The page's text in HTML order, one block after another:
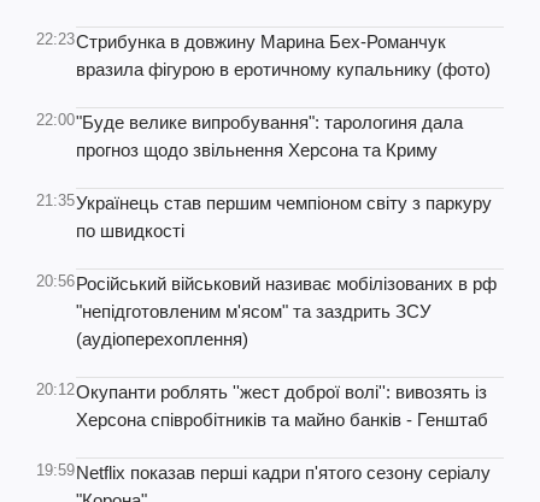
22:23Стрибунка в довжину Марина Бех-Романчук
вразила фігурою в еротичному купальнику (фото)
22:00"Буде велике випробування": тарологиня дала
прогноз щодо звільнення Херсона та Криму
21:35Українець став першим чемпіоном світу з паркуру
по швидкості
20:56Російський військовий називає мобілізованих в рф
"непідготовленим м'ясом" та заздрить ЗСУ
(аудіоперехоплення)
20:12Окупанти роблять ''жест доброї волі'': вивозять із
Херсона співробітників та майно банків - Генштаб
19:59Netflix показав перші кадри п'ятого сезону серіалу